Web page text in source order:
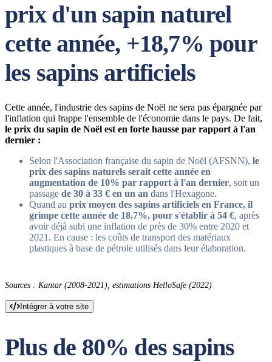
prix d'un sapin naturel
cette année, +18,7% pour
les sapins artificiels
Cette année, l'industrie des sapins de Noël ne sera pas épargnée par
l'inflation qui frappe l'ensemble de l'économie dans le pays. De fait,
le prix du sapin de Noël est en forte hausse par rapport à l'an
dernier :
Selon l'Association française du sapin de Noël (AFSNN), le
prix des sapins naturels serait cette année en
augmentation de 10% par rapport à l'an dernier, soit un
passage de 30 à 33 € en un an dans l'Hexagone.
Quand au prix moyen des sapins artificiels en France, il
grimpe cette année de 18,7%, pour s'établir à 54 €, après
avoir déjà subi une inflation de près de 30% entre 2020 et
2021. En cause : les coûts de transport des matériaux
plastiques à base de pétrole utilisés dans leur élaboration.
Sources : Kantar (2008-2021), estimations HelloSafe (2022)
Intégrer à votre site
Plus de 80% des sapins